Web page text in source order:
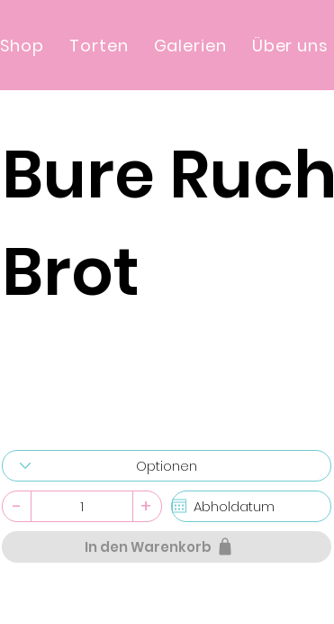
Shop Torten Galerien Über uns
In den Warenkorb
- +
Bure Ruch
Brot